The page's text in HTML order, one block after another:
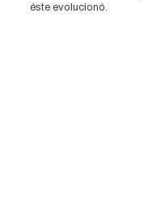
éste evolucionó.